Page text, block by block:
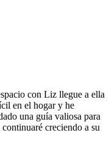
con Liz llegue a ella
en el hogar y he
una guía valiosa para
creciendo a su